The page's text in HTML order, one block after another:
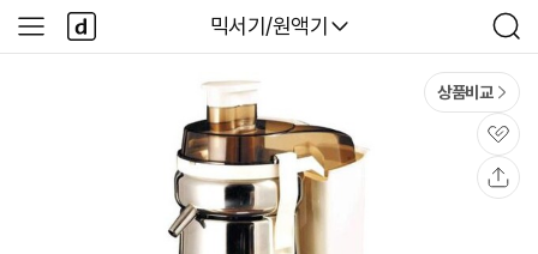
다나와
믹서기/원액기
검
색
사
이
다
나
와
상품비교
관
심